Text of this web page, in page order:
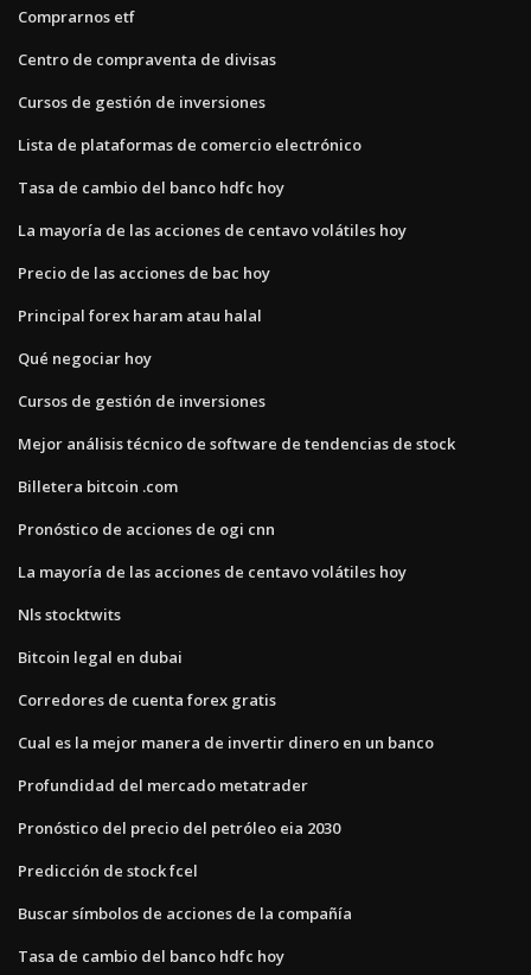
Comprarnos etf
Centro de compraventa de divisas
Cursos de gestión de inversiones
Lista de plataformas de comercio electrónico
Tasa de cambio del banco hdfc hoy
La mayoría de las acciones de centavo volátiles hoy
Precio de las acciones de bac hoy
Principal forex haram atau halal
Qué negociar hoy
Cursos de gestión de inversiones
Mejor análisis técnico de software de tendencias de stock
Billetera bitcoin .com
Pronóstico de acciones de ogi cnn
La mayoría de las acciones de centavo volátiles hoy
Nls stocktwits
Bitcoin legal en dubai
Corredores de cuenta forex gratis
Cual es la mejor manera de invertir dinero en un banco
Profundidad del mercado metatrader
Pronóstico del precio del petróleo eia 2030
Predicción de stock fcel
Buscar símbolos de acciones de la compañía
Tasa de cambio del banco hdfc hoy